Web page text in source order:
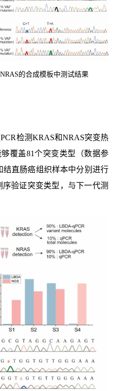
NRAS的合成模板中测试结果
检测KRAS和NRAS突变热
覆盖81个突变类型（数据参
结直肠癌组织样本中分别进行
序验证突变类型，与下一代测